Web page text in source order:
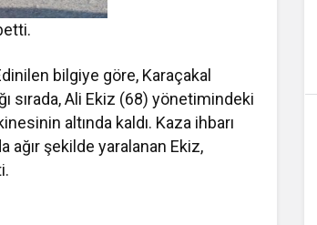
bilgiye göre, Karaçakal
sırada, Ali Ekiz (68) yönetimindeki
altında kaldı. Kaza ihbarı
ağır şekilde yaralanan Ekiz,